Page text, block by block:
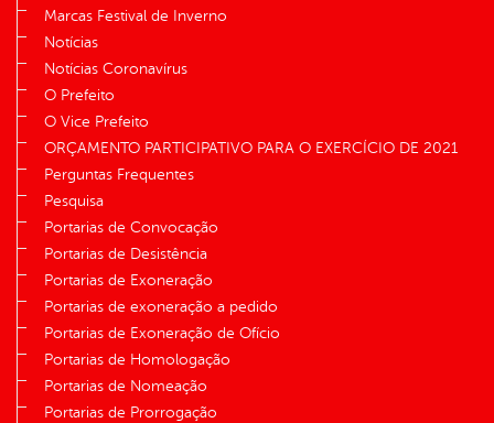
Marcas Festival de Inverno
Notícias
Notícias Coronavírus
O Prefeito
O Vice Prefeito
ORÇAMENTO PARTICIPATIVO PARA O EXERCÍCIO DE 2021
Perguntas Frequentes
Pesquisa
Portarias de Convocação
Portarias de Desistência
Portarias de Exoneração
Portarias de exoneração a pedido
Portarias de Exoneração de Ofício
Portarias de Homologação
Portarias de Nomeação
Portarias de Prorrogação